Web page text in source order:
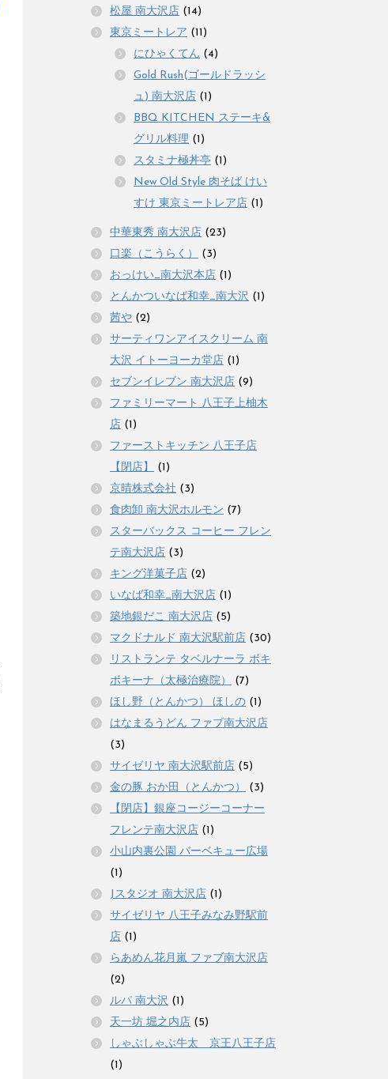
松屋 南大沢店 (14)
東京ミートレア (11)
にひゃくてん (4)
Gold Rush(ゴールドラッシ
ュ) 南大沢店 (1)
BBQ KITCHEN ステーキ&
グリル料理 (1)
スタミナ極丼亭 (1)
New Old Style 肉そば けい
すけ 東京ミートレア店 (1)
中華東秀 南大沢店 (23)
口楽（こうらく）
(3)
おっけい_南大沢本店 (1)
とんかついなば和幸_南大沢 (1)
茜や (2)
サーティワンアイスクリーム 南
大沢 イトーヨーカ堂店 (1)
セブンイレブン 南大沢店 (9)
ファミリーマート 八王子上柚木
店 (1)
ファーストキッチン 八王子店
【閉店】
(1)
京晴株式会社 (3)
食肉卸 南大沢ホルモン (7)
スターバックス コーヒー フレン
テ南大沢店 (3)
キング洋菓子店 (2)
いなば和幸_南大沢店 (1)
築地銀だこ 南大沢店 (5)
マクドナルド 南大沢駅前店 (30)
リストランテ タベルナーラ ボキ
ボキーナ（太極治療院）
(7)
ほし野（とんかつ） ほしの (1)
はなまるうどん ファブ南大沢店
(3)
サイゼリヤ 南大沢駅前店 (5)
金の豚 おか田（とんかつ）
(3)
【閉店】銀座コージーコーナー
フレンテ南大沢店 (1)
小山内裏公園 バーベキュー広場
(1)
Jスタジオ 南大沢店 (1)
サイゼリヤ 八王子みなみ野駅前
店 (1)
らあめん花月嵐 ファブ南大沢店
(2)
ルパ 南大沢 (1)
天一坊 堀之内店 (5)
しゃぶしゃぶ牛太 京王八王子店
(1)